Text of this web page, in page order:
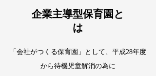
企業主導型保育園と
は
「会社がつくる保育園」として、平成28年度
から待機児童解消の為に